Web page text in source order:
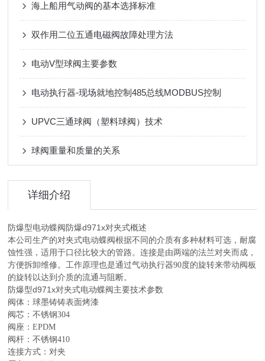
海上船用气动阀的基本选择标准
双作用二位五通电磁阀故障处理方法
电动V型球阀主要参数
电动执行器-现场就地控制485总线MODBUS控制
UPVC三通球阀（塑料球阀）技术
球阀重量和质量的关系
详细介绍
防爆型电动蝶阀防爆d971x对夹式概述
本公司生产的对夹式电动蝶阀根据不同的介质有多种材料可选，耐腐
蚀性强，适用于口径比较大的管路。连接是由两端的法兰对夹而成，
方便拆卸维修。工作原理也是通过气动执行器90度的旋转来带动阀板
的旋转以达到介质的流通与阻断。
防爆型d971x对夹式电动蝶阀主要技术参数
阀体：球墨铸铸表面烤漆
阀芯：不锈钢304
阀座：EPDM
阀杆：不锈钢410
连接方式：对夹